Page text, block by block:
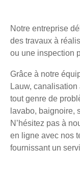
Notre entreprise
des travaux à
ou une inspection
Grâce à notre
Lauw, canalisation
tout genre de
lavabo, baignoire,
N’hésitez pas à
en ligne avec nos
fournissant un